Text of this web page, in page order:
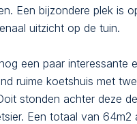
Een bijzondere plek is
uitzicht op de tuin.
een paar interessante
ruime koetshuis met
stonden achter deze
Een totaal van